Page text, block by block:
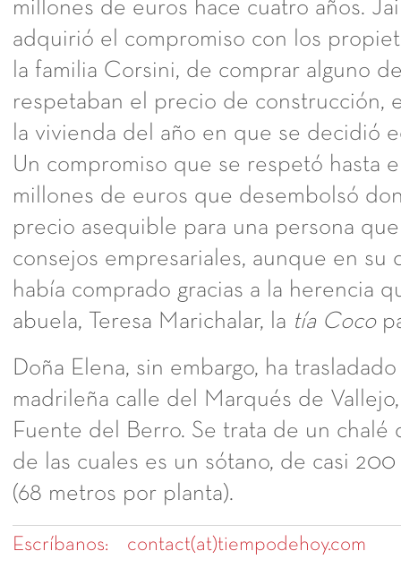
millones de euros hace cuatro años.
adquirió el compromiso con los
la familia Corsini, de comprar alguno
respetaban el precio de construcción,
la vivienda del año en que se decidió
Un compromiso que se respetó hasta
millones de euros que desembolsó
precio asequible para una persona
consejos empresariales, aunque en su
había comprado gracias a la herencia
abuela, Teresa Marichalar, la tía Coco
Doña Elena, sin embargo, ha
madrileña calle del Marqués de
Fuente del Berro. Se trata de un chalé
de las cuales es un sótano, de casi
(68 metros por planta).
Escríbanos: contact(at)tiempodehoy.com